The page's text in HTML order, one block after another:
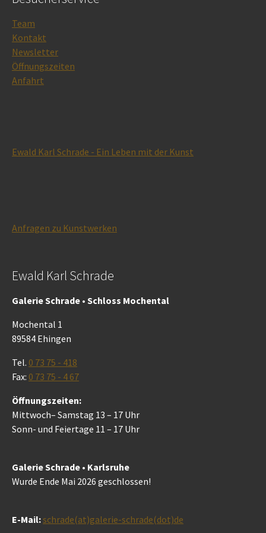
Team
Kontakt
Newsletter
Öffnungszeiten
Anfahrt
Ewald Karl Schrade - Ein Leben mit der Kunst
Anfragen zu Kunstwerken
Ewald Karl Schrade
Galerie Schrade • Schloss Mochental
Mochental 1
89584 Ehingen
Tel. 0 73 75 - 418
Fax: 0 73 75 - 4 67
Öffnungszeiten:
Mittwoch– Samstag 13 – 17 Uhr
Sonn- und Feiertage 11 – 17 Uhr
Galerie Schrade • Karlsruhe
Wurde Ende Mai 2026 geschlossen!
E-Mail:schrade(at)galerie-schrade(dot)de